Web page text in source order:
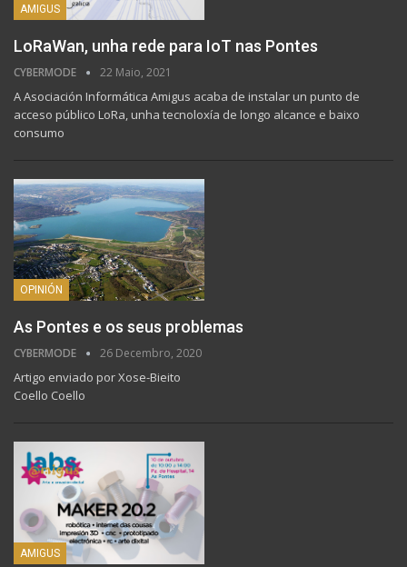
AMIGUS
LoRaWan, unha rede para IoT nas Pontes
CYBERMODE 22 Maio, 2021
A Asociación Informática Amigus acaba de instalar un punto de
acceso público LoRa, unha tecnoloxía de longo alcance e baixo
consumo
OPINIÓN
As Pontes e os seus problemas
CYBERMODE 26 Decembro, 2020
Artigo enviado por Xose-Bieito
Coello Coello
AMIGUS